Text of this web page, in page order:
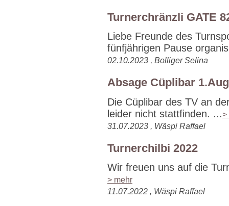
Turnerchränzli GATE
Liebe Freunde des
fünfjährigen Pause
02.10.2023 , Bolliger Selina
Absage Cüplibar
Die Cüplibar des TV an
leider nicht stattfinden. ...>
31.07.2023 , Wäspi Raffael
Turnerchilbi 2022
Wir freuen uns auf die
> mehr
11.07.2022 , Wäspi Raffael